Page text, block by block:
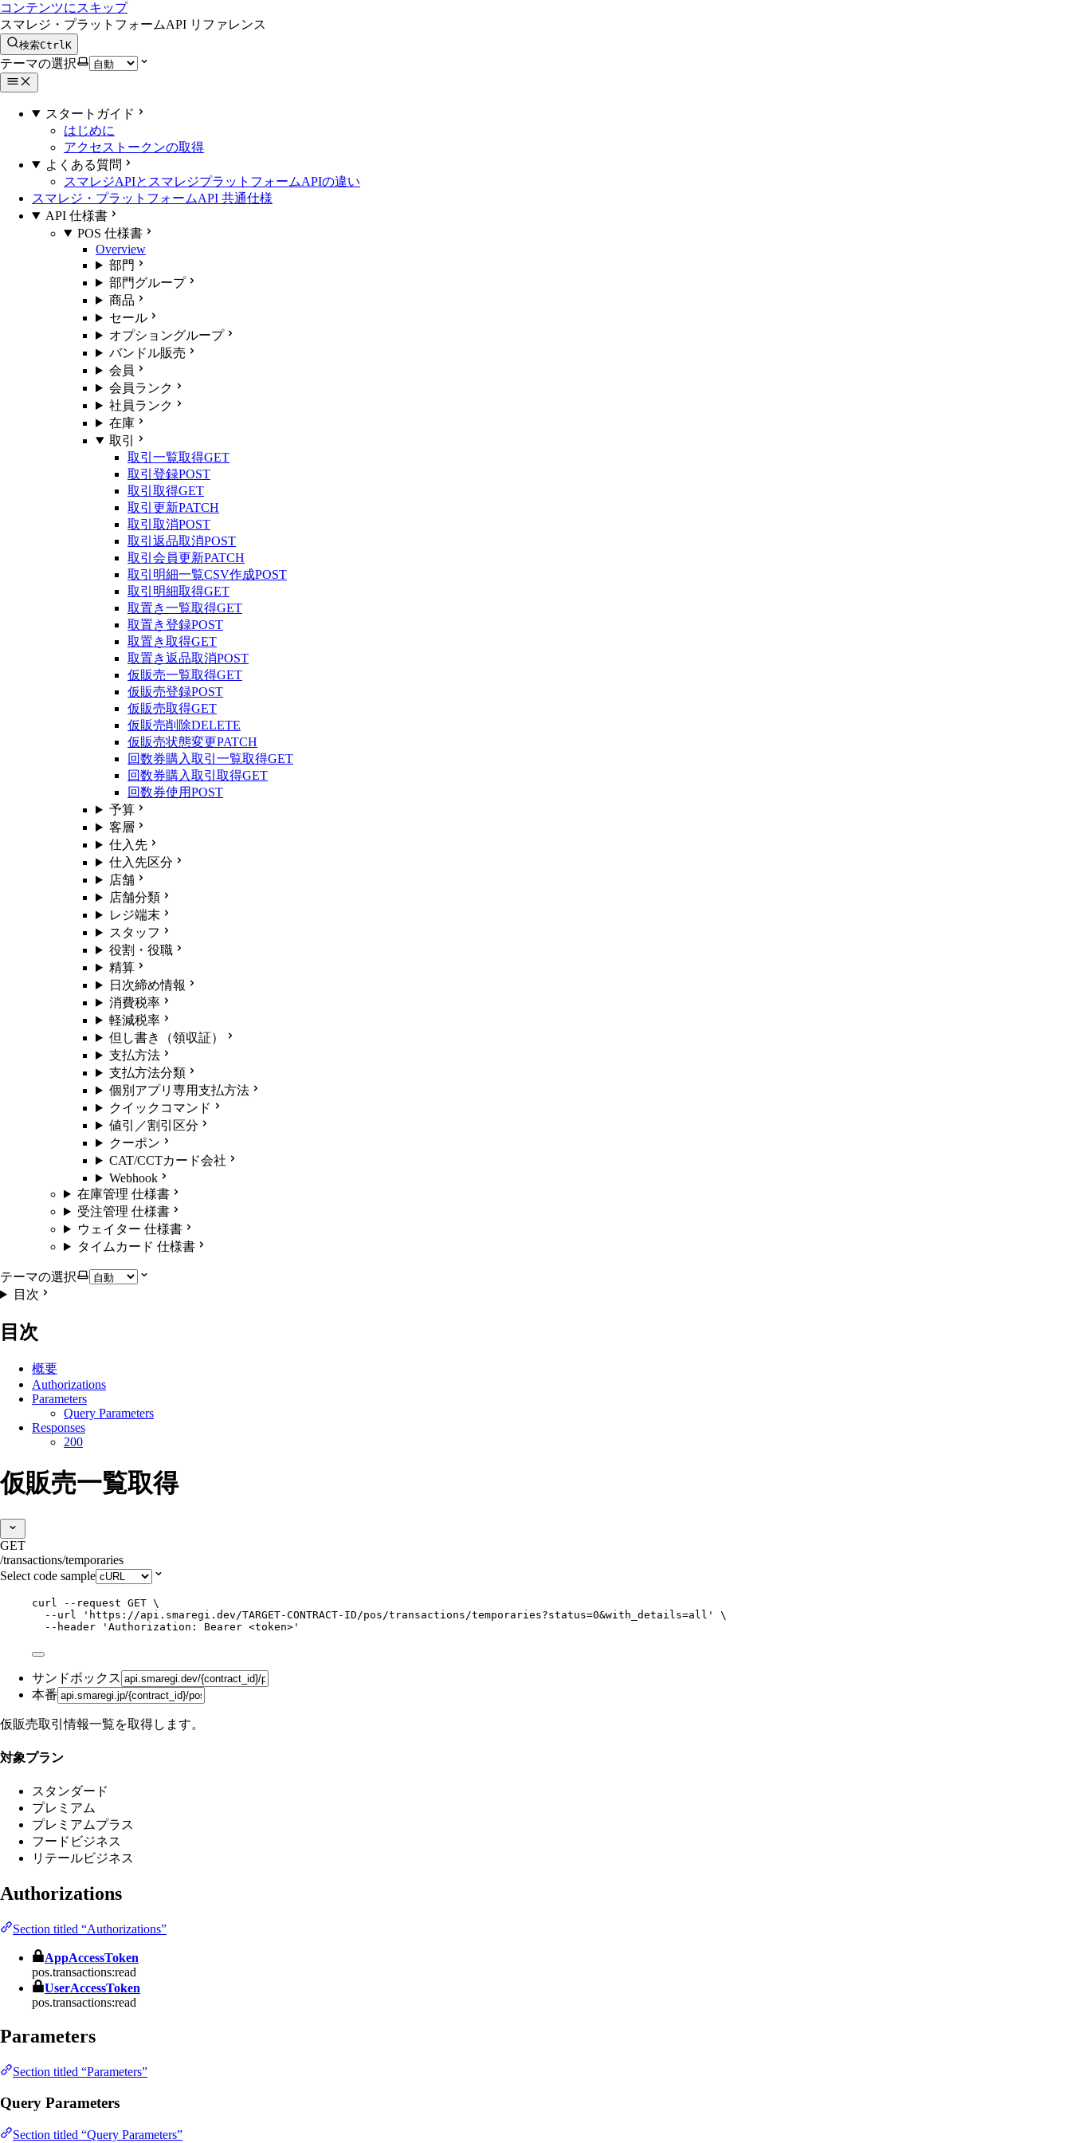
コンテンツにスキップ
スマレジ・プラットフォームAPI リファレンス
検索CtrlK
テーマの選択
スタートガイド
はじめに
アクセストークンの取得
よくある質問
スマレジAPIとスマレジプラットフォームAPIの違い
スマレジ・プラットフォームAPI 共通仕様
API 仕様書
POS 仕様書
Overview
部門
部門グループ
商品
セール
オプショングループ
バンドル販売
会員
会員ランク
社員ランク
在庫
取引
取引一覧取得GET
取引登録POST
取引取得GET
取引更新PATCH
取引取消POST
取引返品取消POST
取引会員更新PATCH
取引明細一覧CSV作成POST
取引明細取得GET
取置き一覧取得GET
取置き登録POST
取置き取得GET
取置き返品取消POST
仮販売一覧取得GET
仮販売登録POST
仮販売取得GET
仮販売削除DELETE
仮販売状態変更PATCH
回数券購入取引一覧取得GET
回数券購入取引取得GET
回数券使用POST
予算
客層
仕入先
仕入先区分
店舗
店舗分類
レジ端末
スタッフ
役割・役職
精算
日次締め情報
消費税率
軽減税率
但し書き（領収証）
支払方法
支払方法分類
個別アプリ専用支払方法
クイックコマンド
値引／割引区分
クーポン
CAT/CCTカード会社
Webhook
在庫管理 仕様書
受注管理 仕様書
ウェイター 仕様書
タイムカード 仕様書
テーマの選択
目次
目次
概要
Authorizations
Parameters
Query Parameters
Responses
200
仮販売一覧取得
GET
/transactions/temporaries
Select code sample
curl --request GET \
--url
' https://api.smaregi.dev/TARGET-CONTRACT-ID/pos/transactions/temporaries?status=0&with_details=all '
\
--header
' Authorization: Bearer <token> '
サンドボックス
本番
仮販売取引情報一覧を取得します。
対象プラン
スタンダード
プレミアム
プレミアムプラス
フードビジネス
リテールビジネス
Authorizations
Section titled “Authorizations”
AppAccessToken
pos.transactions:read
UserAccessToken
pos.transactions:read
Parameters
Section titled “Parameters”
Query Parameters
Section titled “Query Parameters”